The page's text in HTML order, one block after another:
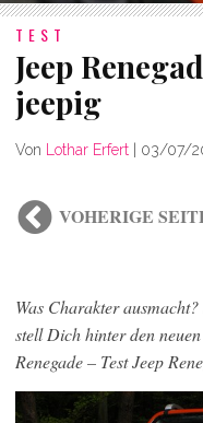
TEST
Jeep
jeepig
Von Lothar Erfert | 03/07/
VOHERIGE
Was Charakter
stell Dich hinter den
Renegade – Test Jeep